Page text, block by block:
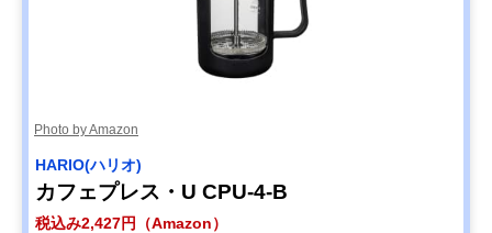
Photo by Amazon
HARIO(ハリオ)
カフェプレス・U CPU-4-B
税込み2,427円（Amazon）